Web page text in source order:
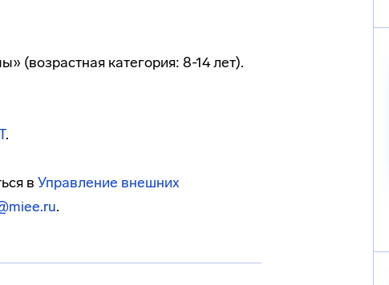
(возрастная категория: 8-14 лет).
.
в Управление внешних
.